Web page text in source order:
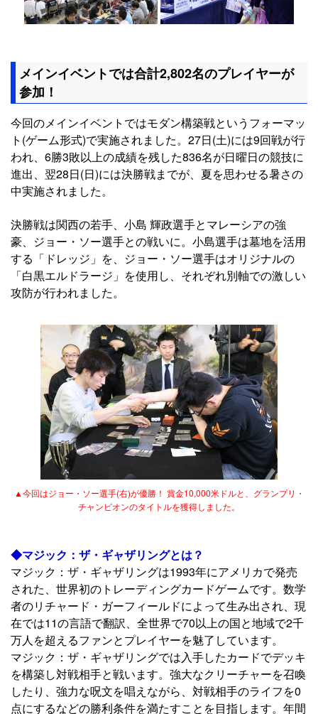
メインイベントでは合計2,802名のプレイヤーが
参加！
今回のメインイベントではモダン構築戦というフォーマッ
ト(ゲーム形式)で実施されました。27日(土)には9回戦が行
われ、6勝3敗以上の成績を残した836名が日曜日の競技に
進出、翌28日(日)には決勝戦までが、夏を思わせる暑さの
中実施されました。
決勝戦は関西の若手、小島 輝政選手とマレーシアの強
豪、ジョー・ソー選手との戦いに。小島選手は墓地を活用
する「ドレッジ」を、ジョー・ソー選手はオリジナルの
「白黒エルドラージ」を使用し、それぞれ別軸での激しい
攻防が行われました。
▲今回はジョー・ソー選手(右)が優勝！ 賞金10,000米ドルと、グランプリ・
チャンピオンのタイトルを獲得しました。
◆マジック：ザ・ギャザリングとは？
マジック：ザ・ギャザリングは1993年にアメリカで発売
された、世界初のトレーディングカードゲームです。数学
者のリチャード・ガーフィールドによって生み出され、現
在では11の言語で翻訳、全世界で70以上の国と地域で2千
万人を超えるファンとプレイヤーを魅了しています。
マジック：ザ・ギャザリングでは入手したカードでデッキ
を構築し対戦相手と戦います。強大なクリーチャーを召喚
したり、強力な呪文を唱えながら、対戦相手のライフを0
点にするなどの勝利条件を満たすことを目指します。年間